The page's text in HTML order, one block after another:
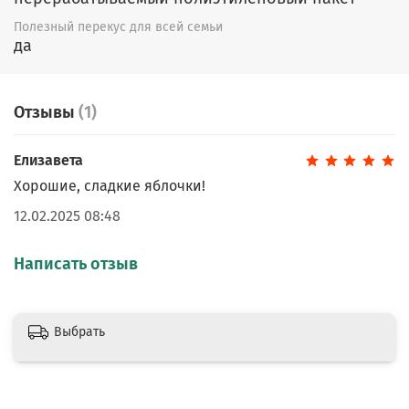
Полезный перекус для всей семьи
да
Отзывы (1)
Елизавета
Хорошие, сладкие яблочки!
12.02.2025 08:48
Написать отзыв
Выбрать